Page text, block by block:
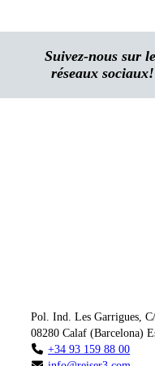
Suivez-nous sur
réseaux sociaux!
Pol. Ind. Les Garrigues,
08280 Calaf(Barcelona)
+34 93 159 88 00